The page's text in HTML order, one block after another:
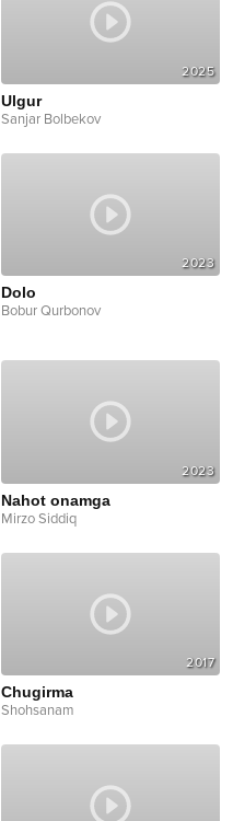
2025
Ulgur
Sanjar Bolbekov
2023
Dolo
Bobur Qurbonov
2023
Nahot onamga
Mirzo Siddiq
2017
Chugirma
Shohsanam